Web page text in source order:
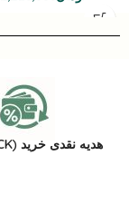
هدیه نقدی خرید (CASHBACK)